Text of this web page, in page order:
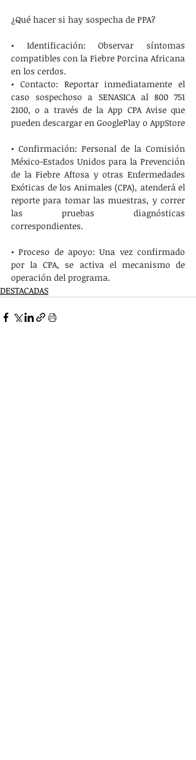
¿Qué hacer si hay sospecha de PPA?
• Identificación: Observar síntomas
compatibles con la Fiebre Porcina Africana
en los cerdos.
• Contacto: Reportar inmediatamente el
caso sospechoso a SENASICA al 800 751
2100, o a través de la App CPA Avise que
pueden descargar en GooglePlay o AppStore
• Confirmación: Personal de la Comisión
México-Estados Unidos para la Prevención
de la Fiebre Aftosa y otras Enfermedades
Exóticas de los Animales (CPA), atenderá el
reporte para tomar las muestras, y correr
las pruebas diagnósticas
correspondientes.
• Proceso de apoyo: Una vez confirmado
por la CPA, se activa el mecanismo de
operación del programa.
DESTACADAS